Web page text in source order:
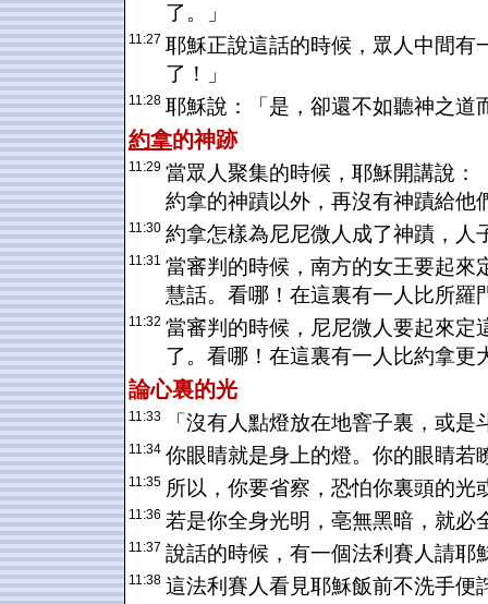
了。」
11:27 耶穌正說這話的時候，眾人中間有
了！」
11:28 耶穌說：「是，卻還不如聽神之道
約拿的神跡
11:29 當眾人聚集的時候，耶穌開講說：
約拿的神蹟以外，再沒有神蹟給他
11:30 約拿怎樣為尼尼微人成了神蹟，人
11:31 當審判的時候，南方的女王要起來
慧話。看哪！在這裏有一人比所羅
11:32 當審判的時候，尼尼微人要起來定
了。看哪！在這裏有一人比約拿更
論心裏的光
11:33 「沒有人點燈放在地窨子裏，或
11:34 你眼睛就是身上的燈。你的眼睛若
11:35 所以，你要省察，恐怕你裏頭的光
11:36 若是你全身光明，亳無黑暗，就必
11:37 說話的時候，有一個法利賽人請耶
11:38 這法利賽人看見耶穌飯前不洗手便